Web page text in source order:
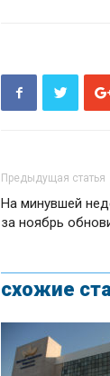
Предыдущая статья
На минувшей
за ноябрь
схожие